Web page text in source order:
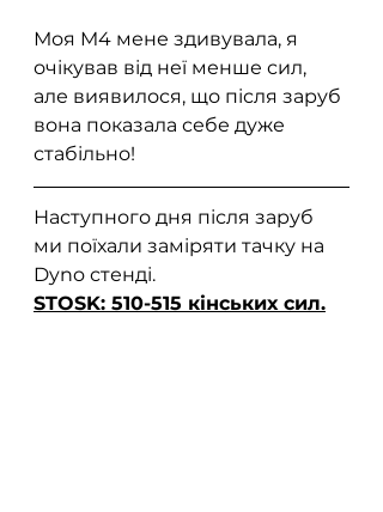
Моя M4 мене здивувала, я
очікував від неї менше сил,
але виявилося, що після заруб
вона показала себе дуже
стабільно!
Наступного дня після заруб
ми поїхали заміряти тачку на
Dyno стенді.
STOSK: 510-515 кінських сил.